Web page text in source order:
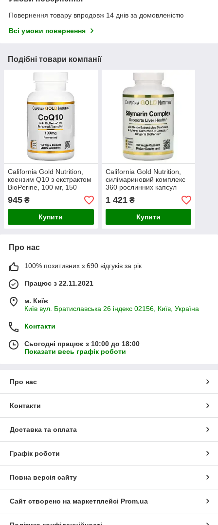
Повернення товару впродовж 14 днів за домовленістю
Всі умови повернення
Подібні товари компанії
California Gold Nutrition,
коензим Q10 з екстрактом
BioPerine, 100 мг, 150
рослинних капсул
945 ₴
Купити
California Gold Nutrition,
силімариновий комплекс
360 рослинних капсул
1 421₴
Купити
Про нас
100% позитивних з 690 відгуків за рік
Працює з 22.11.2021
м. Київ
Київ вул. Братиславська 26 індекс 02156, Київ, Україна
Контакти
Сьогодні працює з 10:00 до 18:00
Показати весь графік роботи
Про нас
Контакти
Доставка та оплата
Графік роботи
Повна версія сайту
Сайт створено на маркетплейсі Prom.ua